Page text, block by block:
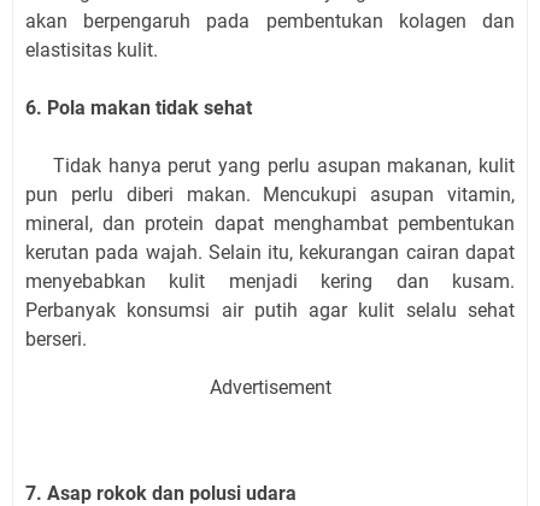
akan berpengaruh pada pembentukan kolagen dan
elastisitas kulit.
6. Pola makan tidak sehat
Tidak hanya perut yang perlu asupan makanan, kulit
pun perlu diberi makan. Mencukupi asupan vitamin,
mineral, dan protein dapat menghambat pembentukan
kerutan pada wajah. Selain itu, kekurangan cairan dapat
menyebabkan kulit menjadi kering dan kusam.
Perbanyak konsumsi air putih agar kulit selalu sehat
berseri.
Advertisement
7. Asap rokok dan polusi udara